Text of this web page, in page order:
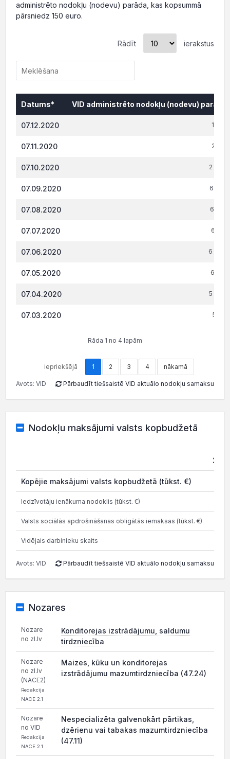
administrēto nodokļu (nodevu) parāda, kas kopsummā
pārsniedz 150 euro.
Rādīt ierakstus
Datums*
VID administrēto nodokļu (nodevu)
07.12.2020 1
07.11.2020 2
07.10.2020 2
07.09.2020 6
07.08.2020 6
07.07.2020 6
07.06.2020 6
07.05.2020 6
07.04.2020 5
07.03.2020 5
Rāda 1 no 4 lapām
iepriekšējā 1 2 3 4 nākamā
Avots: VID Pārbaudīt tiešsaistē VID aktuālo nodokļu samaksu
Nodokļu maksājumi valsts kopbudžetā
2025
Kopējie maksājumi valsts kopbudžetā (tūkst. €)
Iedzīvotāju ienākuma nodoklis (tūkst. €)
Valsts sociālās apdrošināšanas obligātās iemaksas (tūkst. €)
Vidējais darbinieku skaits
Avots: VID Pārbaudīt tiešsaistē VID aktuālo nodokļu samaksu
Nozares
Nozare
no zl.lv
Konditorejas izstrādājumu, saldumu
tirdzniecība
Nozare
no zl.lv
(NACE2)
Redakcija
NACE 2.1
Maizes, kūku un konditorejas
izstrādājumu mazumtirdzniecība (47.24)
Nozare
no VID
Redakcija
NACE 2.1
Nespecializēta galvenokārt pārtikas,
dzērienu vai tabakas mazumtirdzniecība
(47.11)